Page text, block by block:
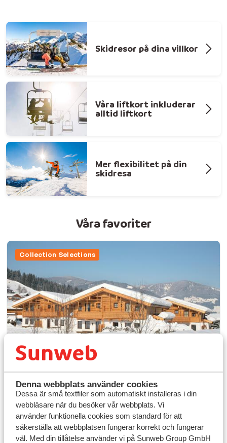
Denna webbplats använder cookies
Dessa är små textfiler som automatiskt installeras i din
webbläsare när du besöker vår webbplats. Vi
använder funktionella cookies som standard för att
säkerställa att webbplatsen fungerar korrekt och fungerar
väl. Med din tillåtelse använder vi på Sunweb Group GmbH
Skidresor på dina villkor
Våra liftkort inkluderar
alltid liftkort
Mer flexibilitet på din
skidresa
Våra favoriter
Collection Selections
Alpenchalets Flachauer
Gutshof
Österrike
Salzburger Sportwelt - Ski Amadé
Flachau